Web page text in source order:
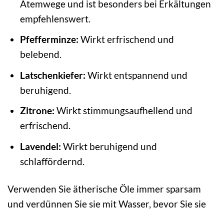
Atemwege und ist besonders bei Erkältungen
empfehlenswert.
Pfefferminze: Wirkt erfrischend und
belebend.
Latschenkiefer: Wirkt entspannend und
beruhigend.
Zitrone: Wirkt stimmungsaufhellend und
erfrischend.
Lavendel: Wirkt beruhigend und
schlaffördernd.
Verwenden Sie ätherische Öle immer sparsam
und verdünnen Sie sie mit Wasser, bevor Sie sie